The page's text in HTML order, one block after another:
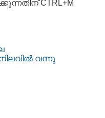
CTRL+M
വന്നു